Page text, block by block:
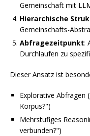
Gemeinschaft mit
Hierarchische
Gemeinschafts-
Abfragezeitpunkt:
Durchlaufen zu
Dieser Ansatz ist
Explorative Abfragen
Korpus?")
Mehrstufiges
verbunden?")